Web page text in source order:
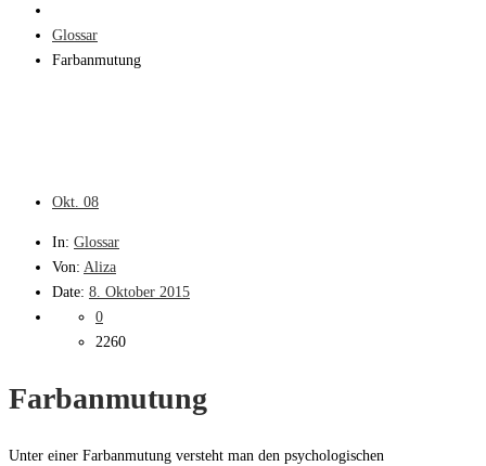
Glossar
Farbanmutung
Okt. 08
In: Glossar
Von: Aliza
Date: 8. Oktober 2015
0
2260
Farbanmutung
Unter einer Farbanmutung versteht man den psychologischen